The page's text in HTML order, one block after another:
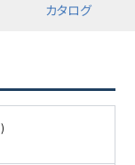
カタログ